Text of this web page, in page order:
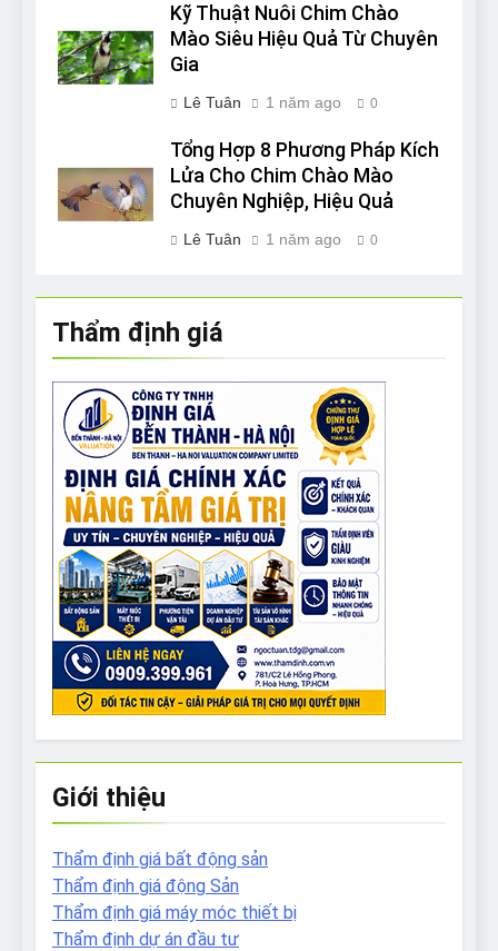
Kỹ Thuật Nuôi Chim Chào
Mào Siêu Hiệu Quả Từ Chuyên
Gia
Lê Tuân 1 năm ago 0
Tổng Hợp 8 Phương Pháp Kích
Lửa Cho Chim Chào Mào
Chuyên Nghiệp, Hiệu Quả
Lê Tuân 1 năm ago 0
Thẩm định giá
Giới thiệu
Thẩm định giá bất động sản
Thẩm định giá động Sản
Thẩm định giá máy móc thiết bị
Thẩm định dự án đầu tư